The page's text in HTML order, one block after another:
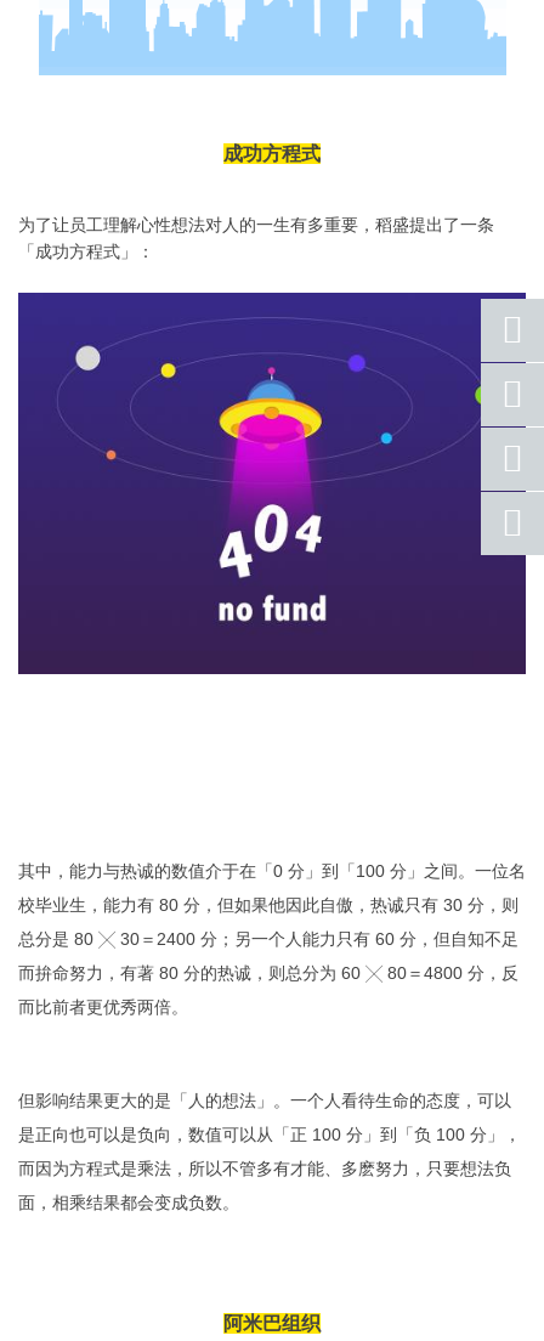
成功方程式
为了让员工理解心性想法对人的一生有多重要，稻盛提出了一条
「成功方程式」：
其中，能力与热诚的数值介于在「0 分」到「100 分」之间。一位名
校毕业生，能力有 80 分，但如果他因此自傲，热诚只有 30 分，则
总分是 80 ╳ 30＝2400 分；另一个人能力只有 60 分，但自知不足
而拚命努力，有著 80 分的热诚，则总分为 60 ╳ 80＝4800 分，反
而比前者更优秀两倍。
但影响结果更大的是「人的想法」。一个人看待生命的态度，可以
是正向也可以是负向，数值可以从「正 100 分」到「负 100 分」，
而因为方程式是乘法，所以不管多有才能、多麽努力，只要想法负
面，相乘结果都会变成负数。
阿米巴组织
座机
号码
手机
号码
qq
联系